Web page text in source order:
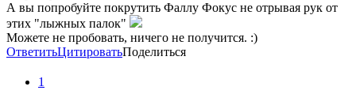
А вы попробуйте покрутить Фаллу Фокус не отрывая рук от
этих "лыжных палок"
Можете не пробовать, ничего не получится. :)
ОтветитьЦитироватьПоделиться
1